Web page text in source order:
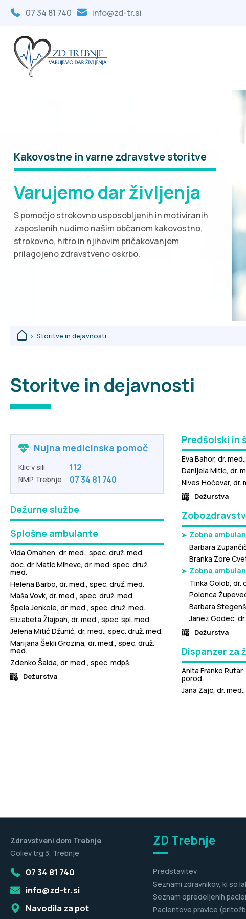
07 34 81 740 info@zd-tr.si
Osrednja vsebina
Kakovostne in varne zdravstve storitve
Varujemo dar življenja
S pomočjo strokovno usposobljenih in motiviranih
zaposlenih nudimo našim občanom kakovostno,
strokovno, hitro in njihovim pričakovanjem
prilagojeno zdravstveno oskrbo.
> Storitve in dejavnosti
Storitve in dejavnosti
Nujna medicinska pomoč
Klic v sili 112
NMP Trebnje 07 34 81 740
Dežurne službe
Splošne ambulante
Vida Omahen, dr. med., spec. druž. med.
doc. dr. Matic Mihevc, dr. med. spec. druž.
med.
Helena Barbo, dr. med., spec. druž. med.
Maša Vovk, dr. med., spec. druž. med.
Špela Jenkole, dr. med., spec. druž. med.
Elizabeta Žlajpah, dr. med., spec. spl. med.
Jelena Mitić Džunić, dr. med., spec. druž. med.
Marijana Šekli Grozina, dr. med., spec. druž.
med.
Zdenko Šalda, dr. med., spec. mdpš.
Dežurstva
Predšolski in
Eva Bahor, dr.
Danijela Mitić, dr.
Nives Hočevar, dr.
Dežurstva
Zobna
Barbara
Branka Zore
Zobna
Tinka Golob, dr.
Polonca
Barbara
Janez Godec,
Dežurstva
Dispanzer za
Anita Franko
porod.
Jana Zajc, dr.
Zdravstveni dom Trebnje
Goliev trg 3, Trebnje
07 34 81 740
info@zd-tr.si
Navodila za pot
ZD Trebnje
Predstavitev
Seznami zdravnikov, ki so
Seznam opredeljenih
Pacientove pravice